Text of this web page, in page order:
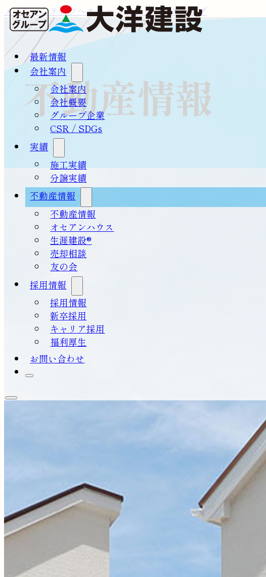
メインコンテンツへスキップフッターへスキップ
最新情報
会社案内
会社案内
会社概要
グループ企業
CSR / SDGs
実績
施工実績
分譲実績
不動産情報
不動産情報
オセアンハウス
生涯建設®
売却相談
友の会
採用情報
採用情報
新卒採用
キャリア採用
福利厚生
お問い合わせ
不動産情報